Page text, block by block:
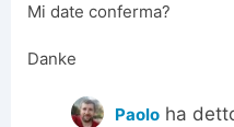
Mi date conferma?
Danke
Paolo ha